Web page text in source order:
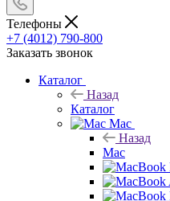
Телефоны
+7 (4012) 790-800
Заказать звонок
Каталог
Назад
Каталог
Mac
Назад
Mac